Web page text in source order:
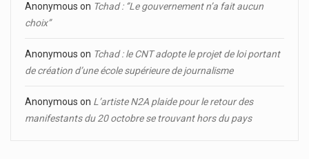
Anonymous on Tchad : ‘’Le gouvernement n’a fait aucun
choix’’
Anonymous on Tchad : le CNT adopte le projet de loi portant
de création d’une école supérieure de journalisme
Anonymous on L’artiste N2A plaide pour le retour des
manifestants du 20 octobre se trouvant hors du pays